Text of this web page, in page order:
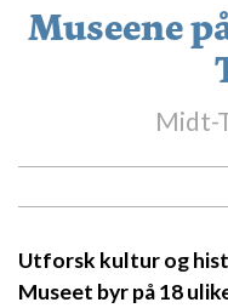
Museene
Midt-
Utforsk kultur og
Museet byr på 18